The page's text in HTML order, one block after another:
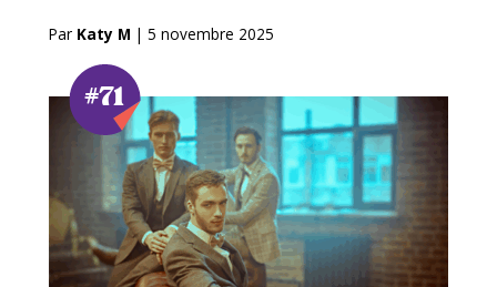
Par Katy M | 5 novembre 2025
#71